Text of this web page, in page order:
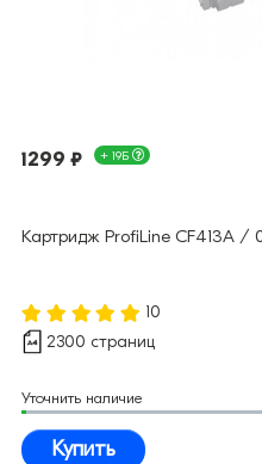
1299 ₽ + 19Б
Картридж ProfiLine CF413A /
10
2300 страниц
Уточнить наличие
Купить